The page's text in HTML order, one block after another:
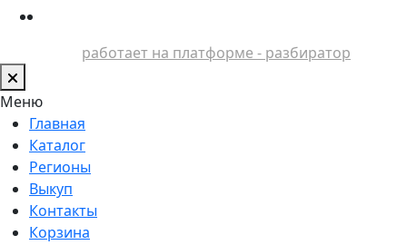
работает на платформе - разбиратор
Меню
Главная
Каталог
Регионы
Выкуп
Контакты
Корзина